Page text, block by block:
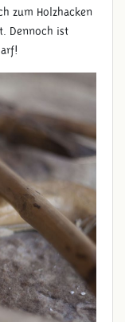
zum Holzhacken
Dennoch ist